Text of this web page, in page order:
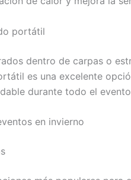
portátil
dentro de carpas o
es una excelente
durante todo el
en invierno